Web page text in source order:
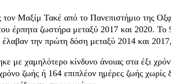
Μαξίμ Τακέ από το Πανεπιστήμιο της
έρπητα ζωστήρα μεταξύ 2017 και 2020.
την πρώτη δόση μεταξύ 2014 και
με χαμηλότερο κίνδυνο άνοιας στα έξι
ζωής ή 164 επιπλέον ημέρες ζωής